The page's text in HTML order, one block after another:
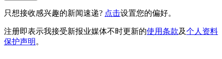
只想接收感兴趣的新闻速递? 点击设置您的偏好。
注册即表示我接受新报业媒体不时更新的使用条款及个人资料
保护声明 。